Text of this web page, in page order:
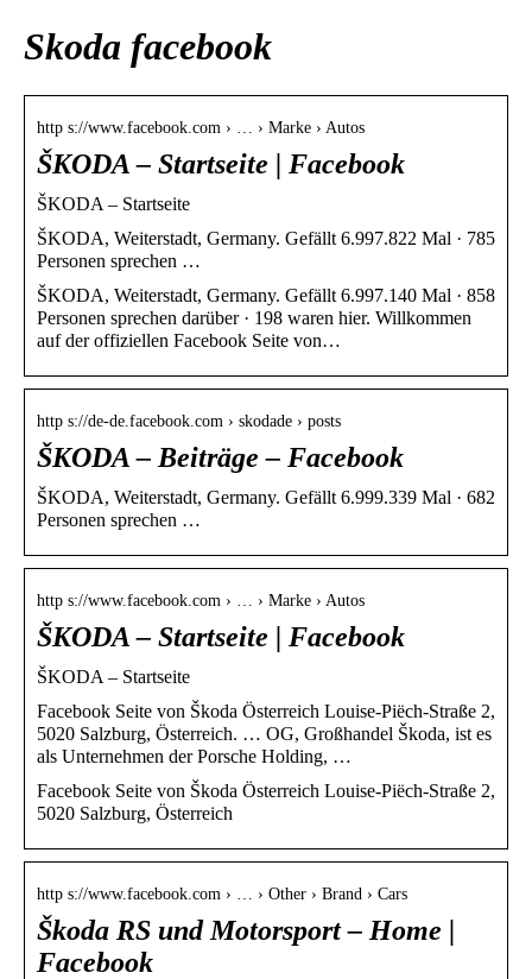
Skoda facebook
http s://www.facebook.com › … › Marke › Autos
ŠKODA – Startseite | Facebook
ŠKODA – Startseite
ŠKODA, Weiterstadt, Germany. Gefällt 6.997.822 Mal · 785
Personen sprechen …
ŠKODA, Weiterstadt, Germany. Gefällt 6.997.140 Mal · 858
Personen sprechen darüber · 198 waren hier. Willkommen
auf der offiziellen Facebook Seite von…
http s://de-de.facebook.com › skodade › posts
ŠKODA – Beiträge – Facebook
ŠKODA, Weiterstadt, Germany. Gefällt 6.999.339 Mal · 682
Personen sprechen …
http s://www.facebook.com › … › Marke › Autos
ŠKODA – Startseite | Facebook
ŠKODA – Startseite
Facebook Seite von Škoda Österreich Louise-Piëch-Straße 2,
5020 Salzburg, Österreich. … OG, Großhandel Škoda, ist es
als Unternehmen der Porsche Holding, …
Facebook Seite von Škoda Österreich Louise-Piëch-Straße 2,
5020 Salzburg, Österreich
http s://www.facebook.com › … › Other › Brand › Cars
Škoda RS und Motorsport – Home |
Facebook